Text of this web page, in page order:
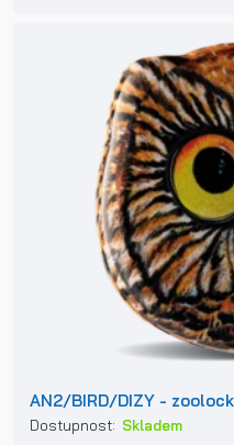
AN2/BIRD/DIZY -
Dostupnost: Skladem